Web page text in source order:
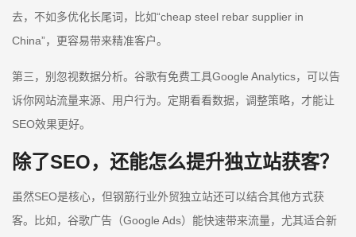
去，不如多优化长尾词，比如“cheap steel rebar supplier in
China”，更容易带来精准客户。
第三，别忽视数据分析。谷歌有免费工具Google Analytics，可以告
诉你网站流量来源、用户行为。定期看看数据，调整策略，才能让
SEO效果更好。
除了SEO，还能怎么提升独立站获客？
虽然SEO是核心，但钢筋行业外贸独立站还可以结合其他方式获
客。比如，谷歌广告（Google Ads）能快速带来流量，尤其适合新